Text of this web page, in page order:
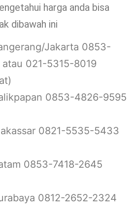
harga anda bisa
dibawah ini
Jakarta 0853-
021-5315-8019
0853-4826-9595
0821-5535-5433
0853-7418-2645
0812-2652-2324